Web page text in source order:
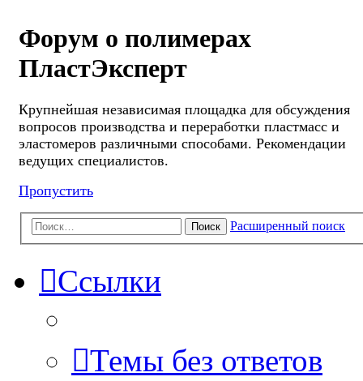
Форум о полимерах
ПластЭксперт
Крупнейшая независимая площадка для обсуждения
вопросов производства и переработки пластмасс и
эластомеров различными способами. Рекомендации
ведущих специалистов.
Пропустить
Поиск Расширенный поиск
Ссылки
Темы без ответов